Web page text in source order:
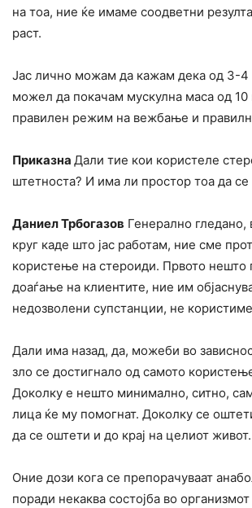
на тоа, ние ќе имаме соодветни
раст.
Јас лично можам да кажам дека од 3-
можел да покачам мускулна маса од 10
правилен режим на вежбање и
Приказна Дали тие кои користеле
штетноста? И има ли простор тоа да се
Даниел Трбогазов Генерално гледано,
круг каде што јас работам, ние сме
користење на стероиди. Првото нешто
доаѓање на клиентите, ние им
недозволени супстанции, не
Дали има назад, да, можеби во
зло се достигнало од самото
Доколку е нешто минимално, ситно,
лица ќе му помогнат. Доколку се
да се оштети и до крај на целиот живот.
Оние дози кога се препорачуваат
поради некаква состојба во